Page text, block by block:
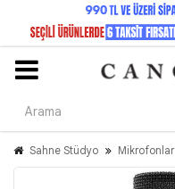
Sahne Stüdyo Mikrofonlar